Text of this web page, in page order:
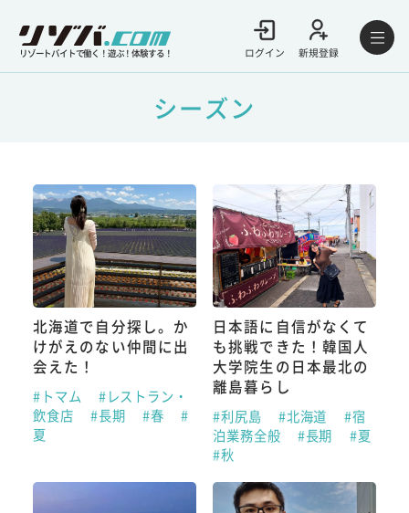
リゾートバイトで働く！遊ぶ！体験する！ ログイン 新規登録
シーズン
北海道で自分探し。か
けがえのない仲間に出
会えた！
#トマム
#レストラン・
飲食店
#長期 #春
#
夏
日本語に自信がなくて
も挑戦できた！韓国人
大学院生の日本最北の
離島暮らし
#利尻島 #北海道
#宿
泊業務全般
#長期
#夏
#秋